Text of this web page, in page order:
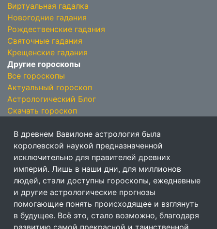
Виртуальная гадалка
Новогодние гадания
Рождественские гадания
Святочные гадания
Крещенские гадания
Другие гороскопы
Все гороскопы
Актуальный гороскоп
Астрологический Блог
Скачать гороскоп
В древнем Вавилоне астрология была
королевской наукой предназначенной
исключительно для правителей древних
империй. Лишь в наши дни, для миллионов
людей, стали доступны гороскопы, ежедневные
и другие астрологические прогнозы
помогающие понять происходящее и взглянуть
в будущее. Всё это, стало возможно, благодаря